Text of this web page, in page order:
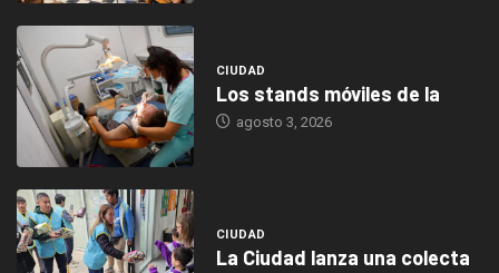
CIUDAD
Los stands móviles de la
agosto 3, 2026
CIUDAD
La Ciudad lanza una colecta